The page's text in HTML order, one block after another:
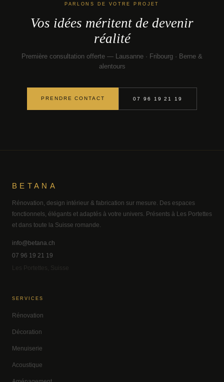
PARLONS DE VOTRE PROJET
Vos idées méritent de devenir
réalité
Première consultation offerte — Lausanne · Fribourg · Berne &
alentours
PRENDRE CONTACT 07 96 19 21 19
BETANA
Rénovation, design intérieur & fabrication sur mesure. Des espaces
fonctionnels, élégants et adaptés à votre univers. Présents à Les Portettes
et dans toute la Suisse romande.
info@betana.ch
07 96 19 21 19
Les Portettes, Suisse
SERVICES
Rénovation
Décoration
Menuiserie
Acoustique